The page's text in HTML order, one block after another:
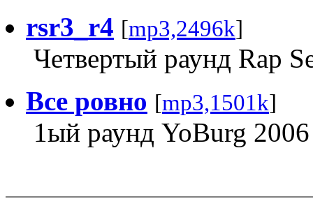
rsr3_r4 [mp3,2496k]
Четвертый раунд Rap
Все ровно [mp3,1501k]
1ый раунд YoBurg 2006